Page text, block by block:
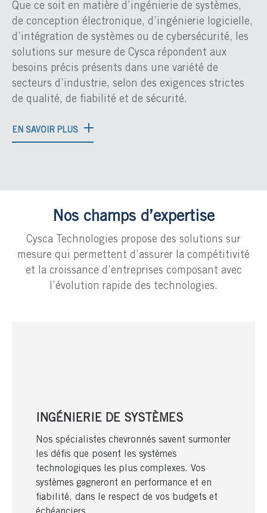
Que ce soit en matière d’ingénierie de systèmes,
de conception électronique, d’ingénierie logicielle,
d’intégration de systèmes ou de cybersécurité, les
solutions sur mesure de Cysca répondent aux
besoins précis présents dans une variété de
secteurs d’industrie, selon des exigences strictes
de qualité, de fiabilité et de sécurité.
EN SAVOIR PLUS
Nos champs d’expertise
Cysca Technologies propose des solutions sur
mesure qui permettent d’assurer la compétitivité
et la croissance d’entreprises composant avec
l’évolution rapide des technologies.
INGÉNIERIE DE SYSTÈMES
Nos spécialistes chevronnés savent surmonter
les défis que posent les systèmes
technologiques les plus complexes. Vos
systèmes gagneront en performance et en
fiabilité, dans le respect de vos budgets et